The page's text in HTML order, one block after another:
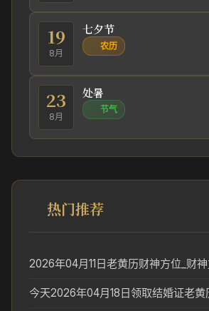
19
8月
七夕节
农历
23
8月
处暑
节气
热门推荐